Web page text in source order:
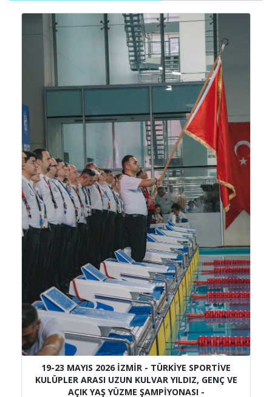
19-23 MAYIS 2026 İZMİR - TÜRKİYE SPORTİVE
KULÜPLER ARASI UZUN KULVAR YILDIZ, GENÇ VE
AÇIK YAŞ YÜZME ŞAMPİYONASI -